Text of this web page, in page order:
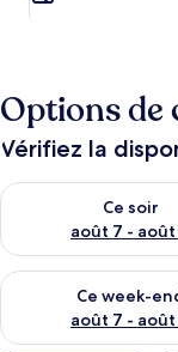
Options de
Vérifiez la
Ce soir
août 7 - août
Vérifier la
Ce week-
août 7 - août
Vérifier la